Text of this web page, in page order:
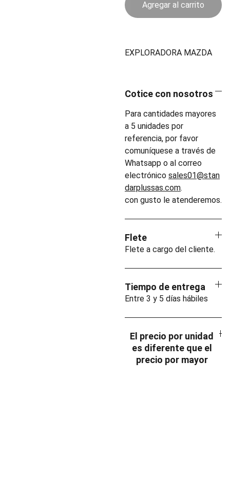
Agregar al carrito
EXPLORADORA MAZDA
Cotice con nosotros
Para cantidades mayores
a 5 unidades por
referencia, por favor
comuníquese a través de
Whatsapp o al correo
electrónico sales01@stan
darplussas.com.
con gusto le atenderemos.
Flete
Flete a cargo del cliente.
Tiempo de entrega
Entre 3 y 5 días hábiles
El precio por unidad
es diferente que el
precio por mayor